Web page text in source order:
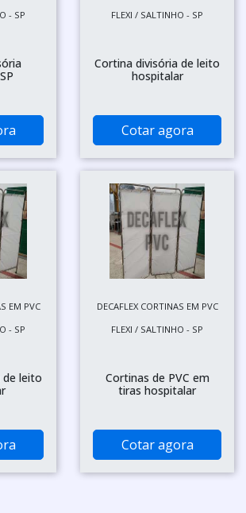
- SP
FLEXI / SALTINHO - SP
Cortina divisória de leito
hospitalar
Cotar agora
EM PVC
- SP
de leito
DECAFLEX CORTINAS EM PVC
FLEXI / SALTINHO - SP
Cortinas de PVC em
tiras hospitalar
Cotar agora